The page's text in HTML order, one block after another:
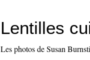
Lentilles
Les photos de Susan